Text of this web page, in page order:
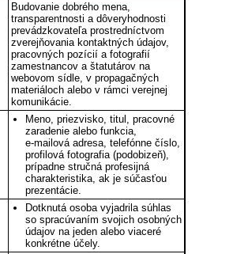
Budovanie dobrého mena,
transparentnosti a dôveryhodnosti
prevádzkovateľa prostredníctvom
zverejňovania kontaktných údajov,
pracovných pozícií a fotografií
zamestnancov a štatutárov na
webovom sídle, v propagačných
materiáloch alebo v rámci verejnej
komunikácie.
Meno, priezvisko, titul, pracovné
zaradenie alebo funkcia,
e‑mailová adresa, telefónne číslo,
profilová fotografia (podobizeň),
prípadne stručná profesijná
charakteristika, ak je súčasťou
prezentácie.
Dotknutá osoba vyjadrila súhlas
so spracúvaním svojich osobných
údajov na jeden alebo viaceré
konkrétne účely.